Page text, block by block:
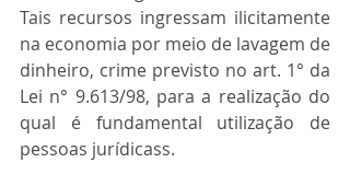
Tais recursos ingressam ilicitamente
na economia por meio de lavagem de
dinheiro, crime previsto no art. 1° da
Lei n° 9.613/98, para a realização do
qual é fundamental utilização de
pessoas jurídicass.